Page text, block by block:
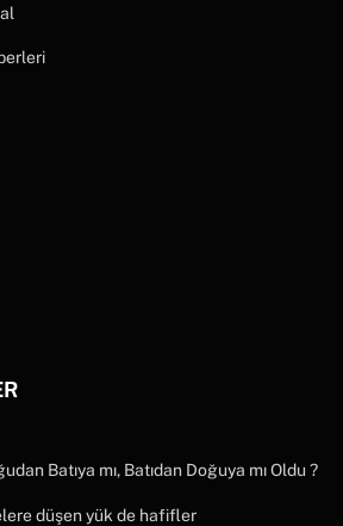
Batıya mı, Batıdan Doğuya mı Oldu ?
düşen yük de hafifler